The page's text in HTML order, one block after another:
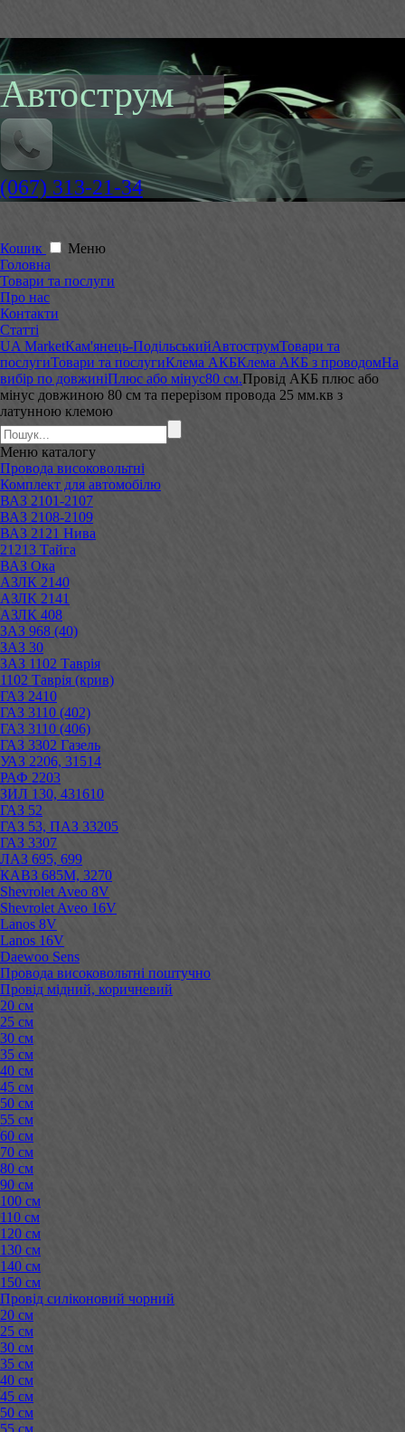
Автострум
(067) 313-21-34
Кошик
Меню
Головна
Товари та послуги
Про нас
Контакти
Статті
UA MarketКам'янець-ПодільськийАвтострумТовари та
послугиТовари та послугиКлема АКБКлема АКБ з проводомНа
вибір по довжиніПлюс або мінус80 см.Провід АКБ плюс або
мінус довжиною 80 см та перерізом провода 25 мм.кв з
латунною клемою
Меню каталогу
Провода високовольтні
Комплект для автомобілю
ВАЗ 2101-2107
ВАЗ 2108-2109
ВАЗ 2121 Нива
21213 Тайга
ВАЗ Ока
АЗЛК 2140
АЗЛК 2141
АЗЛК 408
ЗАЗ 968 (40)
ЗАЗ 30
ЗАЗ 1102 Таврія
1102 Таврія (крив)
ГАЗ 2410
ГАЗ 3110 (402)
ГАЗ 3110 (406)
ГАЗ 3302 Газель
УАЗ 2206, 31514
РАФ 2203
ЗИЛ 130, 431610
ГАЗ 52
ГАЗ 53, ПАЗ 33205
ГАЗ 3307
ЛАЗ 695, 699
КАВЗ 685М, 3270
Shevrolet Aveo 8V
Shevrolet Aveo 16V
Lanos 8V
Lanos 16V
Daewoo Sens
Провода високовольтні поштучно
Провід мідний, коричневий
20 см
25 см
30 см
35 см
40 см
45 см
50 см
55 см
60 см
70 см
80 см
90 см
100 см
110 см
120 см
130 см
140 см
150 см
Провід силіконовий чорний
20 см
25 см
30 см
35 см
40 см
45 см
50 см
55 см